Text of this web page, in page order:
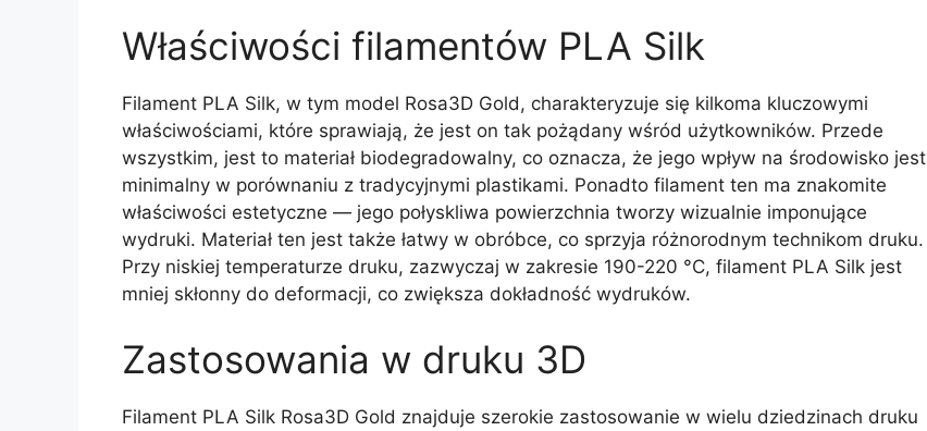
Właściwości filamentów PLA Silk
Filament PLA Silk, w tym model Rosa3D Gold, charakteryzuje się kilkoma kluczowymi
właściwościami, które sprawiają, że jest on tak pożądany wśród użytkowników. Przede
wszystkim, jest to materiał biodegradowalny, co oznacza, że jego wpływ na środowisko jest
minimalny w porównaniu z tradycyjnymi plastikami. Ponadto filament ten ma znakomite
właściwości estetyczne — jego połyskliwa powierzchnia tworzy wizualnie imponujące
wydruki. Materiał ten jest także łatwy w obróbce, co sprzyja różnorodnym technikom druku.
Przy niskiej temperaturze druku, zazwyczaj w zakresie 190-220 °C, filament PLA Silk jest
mniej skłonny do deformacji, co zwiększa dokładność wydruków.
Zastosowania w druku 3D
Filament PLA Silk Rosa3D Gold znajduje szerokie zastosowanie w wielu dziedzinach druku